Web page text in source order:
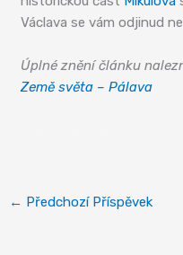
Václava se vám odjinud
Úplné znění článku
Země světa – Pálava
← Předchozí Příspěvek